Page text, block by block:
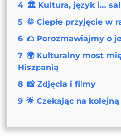
4 🏛 Kultura, język i…
5 🌞 Ciepłe przyjęcie w
6 🌮 Porozmawiajmy o
7 🌍 Kulturalny most
Hiszpanią
8 📸 Zdjęcia i filmy
9 🌟 Czekając na